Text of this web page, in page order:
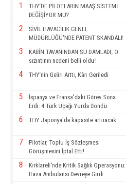
1
THY’DE PİLOTLARIN MAAŞ SİSTEMİ
DEĞİŞİYOR MU?
2
SİVİL HAVACILIK GENEL
MÜDÜRLÜĞÜ'NDE PATENT SKANDALI!
3
KABİN TAVANINDAN SU DAMLADI; O
sızıntının nedeni belli oldu!
4 THY’nin Geliri Arttı, Kârı Geriledi
5
İspanya ve Fransa'daki Görev Sona
Erdi: 4 Türk Uçağı Yurda Döndü
6 THY Japonya'da kapasite artıracak
7
Pilotlar, Toplu İş Sözleşmesi
Görüşmesini İptal Etti!
8
Kırklareli'nde Kritik Sağlık Operasyonu:
Hava Ambulansı Devreye Girdi